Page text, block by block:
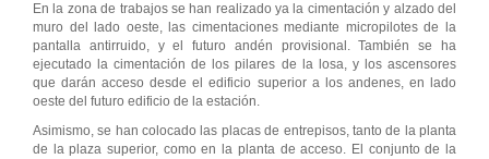
En la zona de trabajos se han realizado ya la cimentación y alzado del
muro del lado oeste, las cimentaciones mediante micropilotes de la
pantalla antirruido, y el futuro andén provisional. También se ha
ejecutado la cimentación de los pilares de la losa, y los ascensores
que darán acceso desde el edificio superior a los andenes, en lado
oeste del futuro edificio de la estación.
Asimismo, se han colocado las placas de entrepisos, tanto de la planta
de la plaza superior, como en la planta de acceso. El conjunto de la